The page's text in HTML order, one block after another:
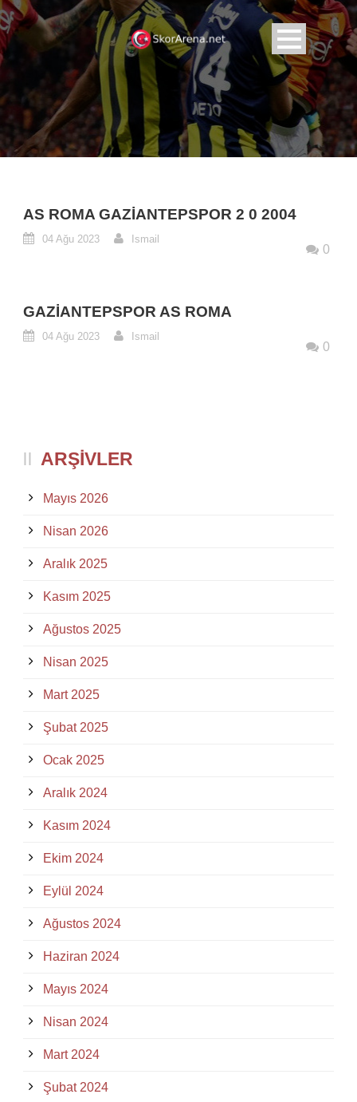
AS ROMA GAZIANTEPSPOR 2 0 2004
04 Ağu 2023 Ismail
0
GAZIANTEPSPOR AS ROMA
04 Ağu 2023 Ismail
0
ARŞIVLER
Mayıs 2026
Nisan 2026
Aralık 2025
Kasım 2025
Ağustos 2025
Nisan 2025
Mart 2025
Şubat 2025
Ocak 2025
Aralık 2024
Kasım 2024
Ekim 2024
Eylül 2024
Ağustos 2024
Haziran 2024
Mayıs 2024
Nisan 2024
Mart 2024
Şubat 2024